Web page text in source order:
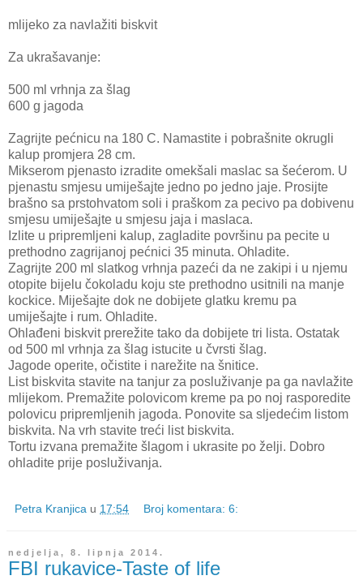
mlijeko za navlažiti biskvit
Za ukrašavanje:
500 ml vrhnja za šlag
600 g jagoda
Zagrijte pećnicu na 180 C. Namastite i pobrašnite okrugli
kalup promjera 28 cm.
Mikserom pjenasto izradite omekšali maslac sa šećerom. U
pjenastu smjesu umiješajte jedno po jedno jaje. Prosijte
brašno sa prstohvatom soli i praškom za pecivo pa dobivenu
smjesu umiješajte u smjesu jaja i maslaca.
Izlite u pripremljeni kalup, zagladite površinu pa pecite u
prethodno zagrijanoj pećnici 35 minuta. Ohladite.
Zagrijte 200 ml slatkog vrhnja pazeći da ne zakipi i u njemu
otopite bijelu čokoladu koju ste prethodno usitnili na manje
kockice. Miješajte dok ne dobijete glatku kremu pa
umiješajte i rum. Ohladite.
Ohlađeni biskvit prerežite tako da dobijete tri lista. Ostatak
od 500 ml vrhnja za šlag istucite u čvrsti šlag.
Jagode operite, očistite i narežite na šnitice.
List biskvita stavite na tanjur za posluživanje pa ga navlažite
mlijekom. Premažite polovicom kreme pa po noj rasporedite
polovicu pripremljenih jagoda. Ponovite sa sljedećim listom
biskvita. Na vrh stavite treći list biskvita.
Tortu izvana premažite šlagom i ukrasite po želji. Dobro
ohladite prije posluživanja.
Petra Kranjica u 17:54 Broj komentara: 6:
nedjelja, 8. lipnja 2014.
FBI rukavice-Taste of life